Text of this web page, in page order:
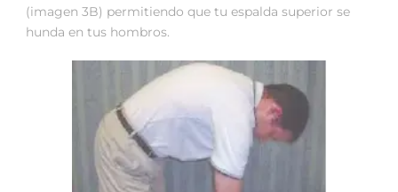
(imagen 3B) permitiendo que tu espalda superior se
hunda en tus hombros.